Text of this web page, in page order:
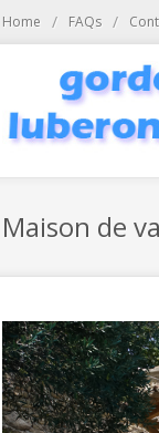
Home / FAQs /
Maison de